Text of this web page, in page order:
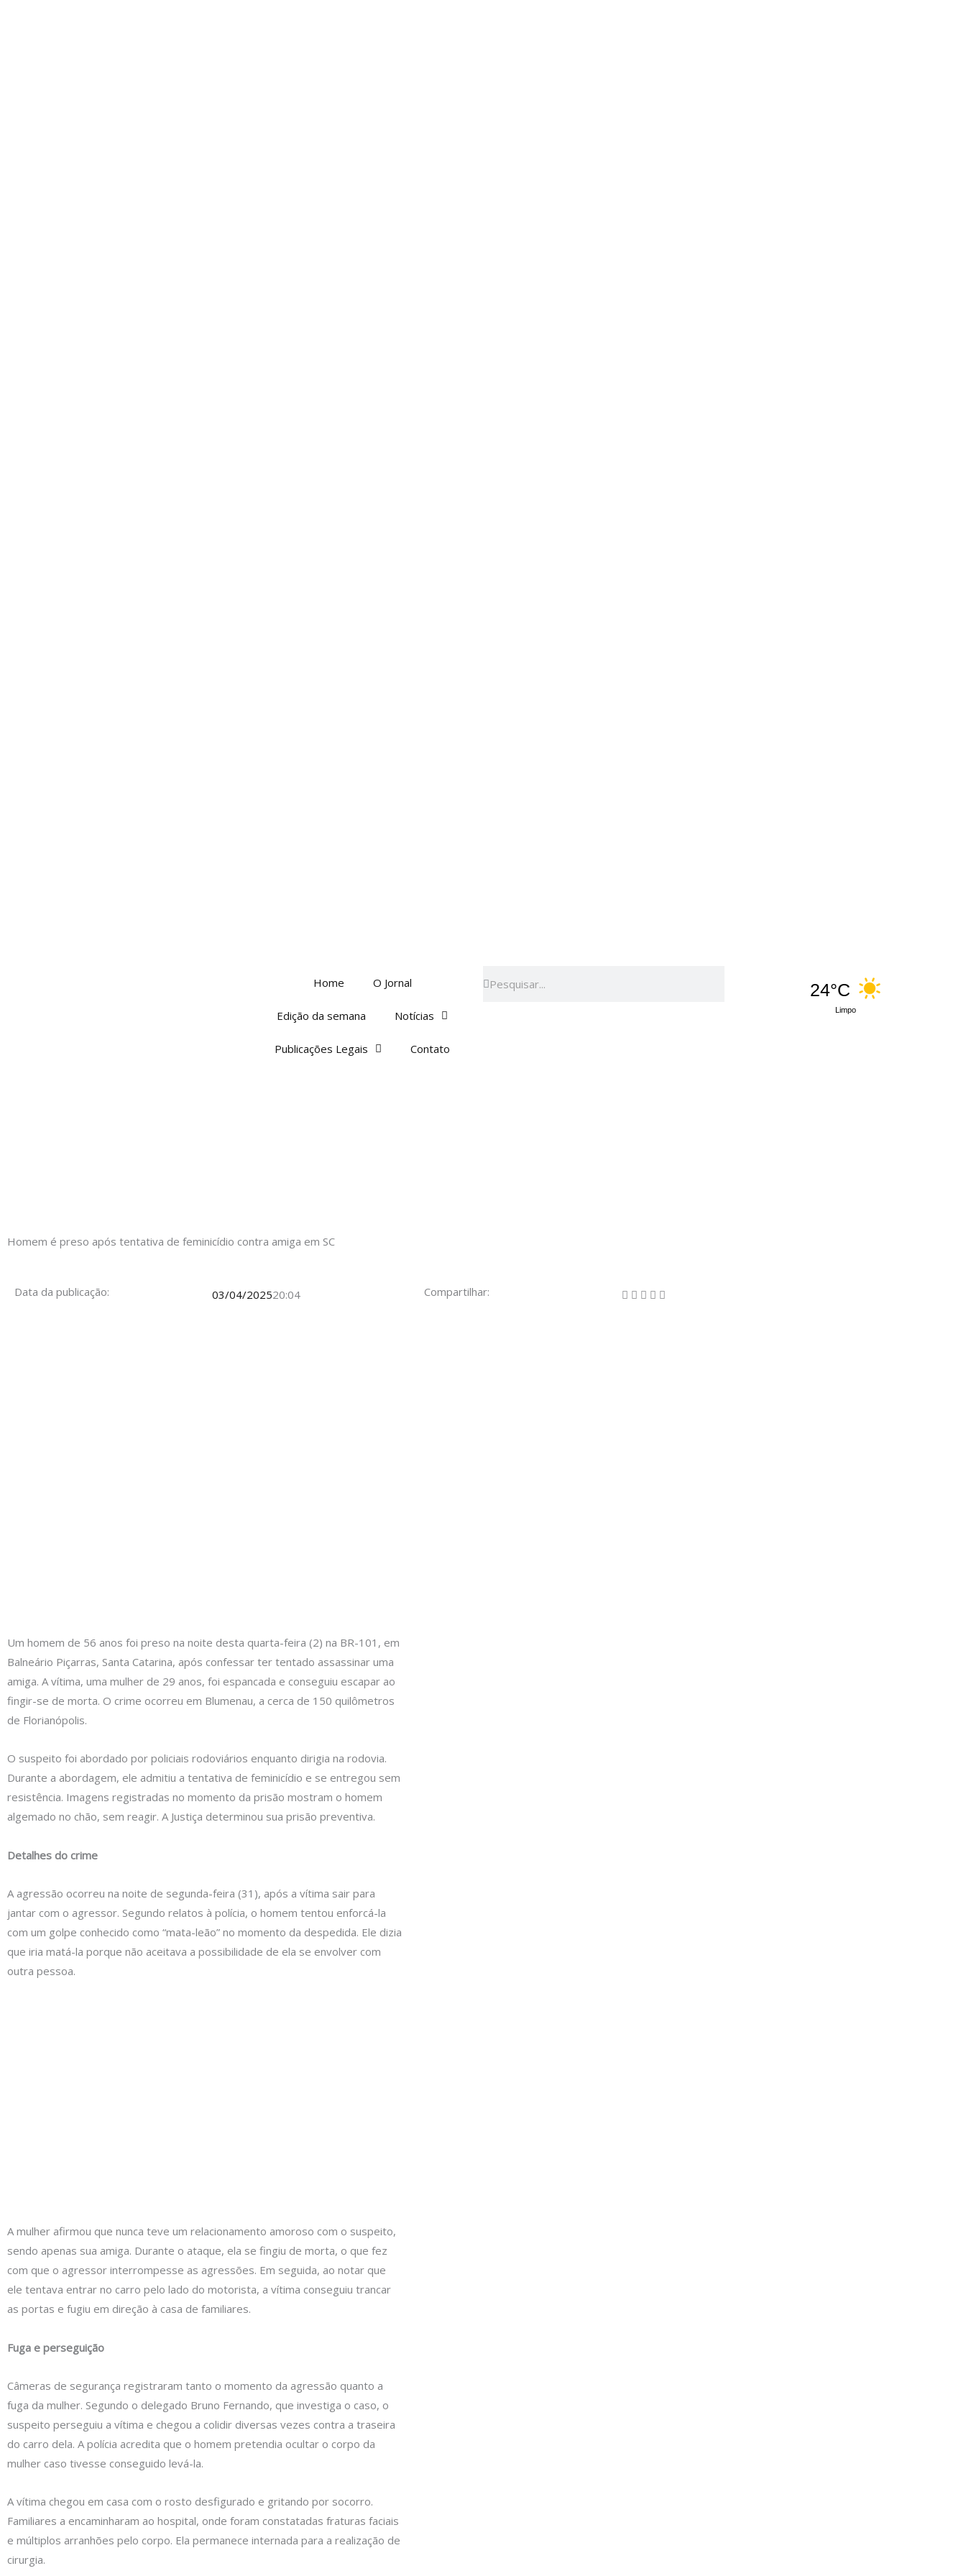
Home O Jornal
Edição da semana Notícias
Publicações Legais Contato
24°C
Limpo
Homem é preso após tentativa de feminicídio contra amiga em SC
Data da publicação: 03/04/202520:04
Um homem de 56 anos foi preso na noite desta quarta-feira (2) na BR-101, em
Balneário Piçarras, Santa Catarina, após confessar ter tentado assassinar uma
amiga. A vítima, uma mulher de 29 anos, foi espancada e conseguiu escapar ao
fingir-se de morta. O crime ocorreu em Blumenau, a cerca de 150 quilômetros
de Florianópolis.
O suspeito foi abordado por policiais rodoviários enquanto dirigia na rodovia.
Durante a abordagem, ele admitiu a tentativa de feminicídio e se entregou sem
resistência. Imagens registradas no momento da prisão mostram o homem
algemado no chão, sem reagir. A Justiça determinou sua prisão preventiva.
Detalhes do crime
A agressão ocorreu na noite de segunda-feira (31), após a vítima sair para
jantar com o agressor. Segundo relatos à polícia, o homem tentou enforcá-la
com um golpe conhecido como “mata-leão” no momento da despedida. Ele dizia
que iria matá-la porque não aceitava a possibilidade de ela se envolver com
outra pessoa.
A mulher afirmou que nunca teve um relacionamento amoroso com o suspeito,
sendo apenas sua amiga. Durante o ataque, ela se fingiu de morta, o que fez
com que o agressor interrompesse as agressões. Em seguida, ao notar que
ele tentava entrar no carro pelo lado do motorista, a vítima conseguiu trancar
as portas e fugiu em direção à casa de familiares.
Fuga e perseguição
Câmeras de segurança registraram tanto o momento da agressão quanto a
fuga da mulher. Segundo o delegado Bruno Fernando, que investiga o caso, o
suspeito perseguiu a vítima e chegou a colidir diversas vezes contra a traseira
do carro dela. A polícia acredita que o homem pretendia ocultar o corpo da
mulher caso tivesse conseguido levá-la.
A vítima chegou em casa com o rosto desfigurado e gritando por socorro.
Familiares a encaminharam ao hospital, onde foram constatadas fraturas faciais
e múltiplos arranhões pelo corpo. Ela permanece internada para a realização de
cirurgia.
Compartilhar: